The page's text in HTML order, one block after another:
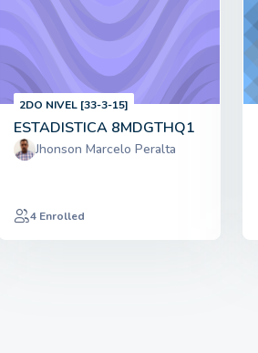
2DO NIVEL [33-3-15]
ESTADISTICA 8MDGTHQ1
Jhonson Marcelo Peralta
4 Enrolled